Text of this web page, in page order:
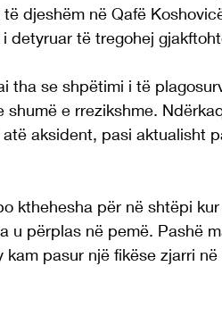
djeshëm në Qafë
detyruar të tregohej
tha se shpëtimi i të
e rrezikshme.
aksident, pasi aktualisht
kthehesha për në shtëpi
u përplas në pemë. Pashë
pasur një fikëse zjarri